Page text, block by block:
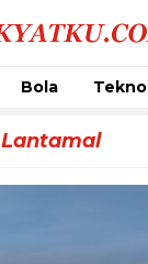
Bola Tekno
Lantamal